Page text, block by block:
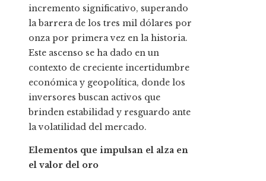
incremento significativo, superando
la barrera de los tres mil dólares por
onza por primera vez en la historia.
Este ascenso se ha dado en un
contexto de creciente incertidumbre
económica y geopolítica, donde los
inversores buscan activos que
brinden estabilidad y resguardo ante
la volatilidad del mercado.
Elementos que impulsan el alza en
el valor del oro